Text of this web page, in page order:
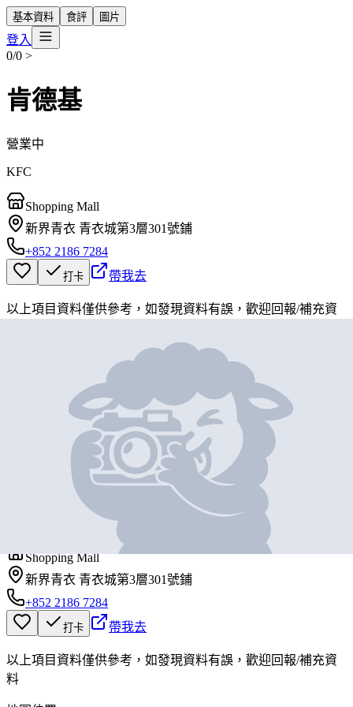
基本資料 食評 圖片
登入
0/0 >
肯德基
營業中
KFC
Shopping Mall
新界青衣 青衣城第3層301號鋪
+852 2186 7284
打卡 帶我去
以上項目資料僅供參考，如發現資料有誤，歡迎回報/補充資
肯德基
Shopping Mall
新界青衣 青衣城第3層301號鋪
+852 2186 7284
打卡 帶我去
以上項目資料僅供參考，如發現資料有誤，歡迎回報/補充資
料